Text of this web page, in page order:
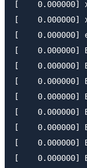
[    0.000000]
[    0.000000]
[    0.000000]
[    0.000000]
[    0.000000]
[    0.000000]
[    0.000000]
[    0.000000]
[    0.000000]
[    0.000000]
[    0.000000]